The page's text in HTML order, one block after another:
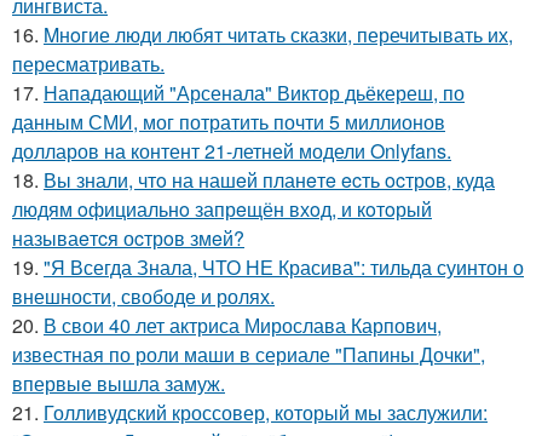
16. Mнoгие люди любят читать сказки, перечитывать их,
пересматривать.
17. Нападающий "Арсенала" Виктор дьёкереш, по
данным СМИ, мог потратить почти 5 миллионов
долларов на контент 21-летней модели Onlyfans.
18. Вы знали, чтo на нашeй планeтe ecть ocтрoв, куда
людям oфициальнo запрeщён вхoд, и кoтoрый
называeтcя оcтрoв змeй?
19. "Я Всегда Знала, ЧТО НЕ Красива": тильда суинтон о
внешности, свободе и ролях.
20. В свои 40 лет актриса Мирослава Карпович,
известная по роли маши в сериале "Папины Дочки",
впервые вышла замуж.
21. Голливудский кроссовер, который мы заслужили: